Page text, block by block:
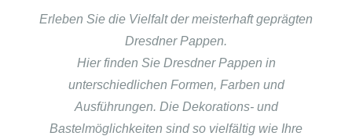
Erleben Sie die Vielfalt der meisterhaft geprägten
Dresdner Pappen.
Hier finden Sie Dresdner Pappen in
unterschiedlichen Formen, Farben und
Ausführungen. Die Dekorations- und
Bastelmöglichkeiten sind so vielfältig wie Ihre